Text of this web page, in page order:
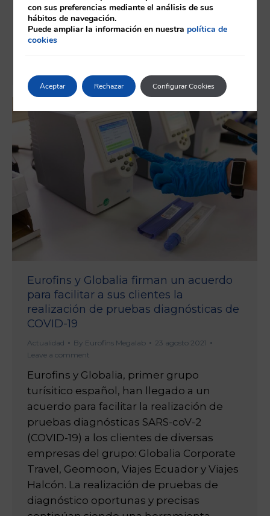
pruebas en el aeropuerto de Tenerife
Norte será de lunes a domingo de 7:00 a
Eurofins y Globalia firman un acuerdo
para facilitar a sus clientes la
realización de pruebas diagnósticas de
COVID-19
Actualidad By Eurofins Megalab
23 agosto 2021
Leave a comment
Eurofins y Globalia, primer grupo
turísitico español, han llegado a un
acuerdo para facilitar la realización de
pruebas diagnósticas SARS-coV-2
(COVID-19) a los clientes de diversas
empresas del grupo: Globalia Corporate
Travel, Geomoon, Viajes Ecuador y Viajes
Halcón. La realización de pruebas de
diagnóstico oportunas y precisas
con sus preferencias mediante el análisis de sus
hábitos de navegación.
Puede ampliar la información en nuestra política de
cookies
Aceptar Rechazar Configurar Cookies